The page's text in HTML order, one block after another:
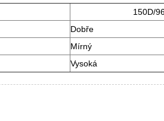
150D/
Dobře
Mírný
Vysoká